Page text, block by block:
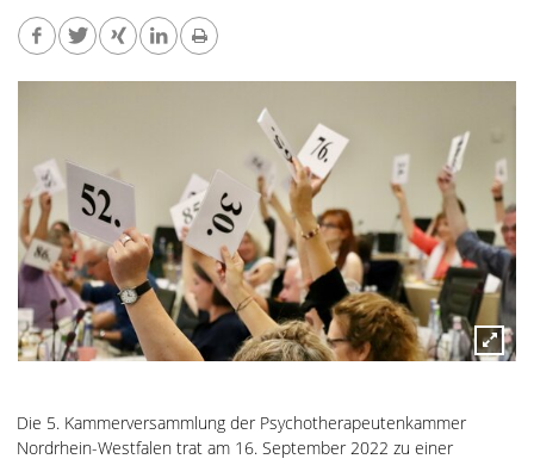
Die 5. Kammerversammlung der Psychotherapeutenkammer
Nordrhein-Westfalen trat am 16. September 2022 zu einer